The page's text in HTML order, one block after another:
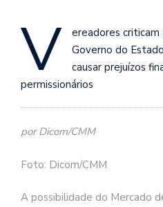
V
ereadores
Governo do
causar prejuízos
permissionários
por Dicom/CMM
Foto: Dicom/CMM
A possibilidade do Mercado